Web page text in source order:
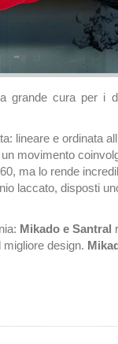
grande cura per i
lineare e ordinata
movimento
ma lo rende
laccato, disposti
Mikado e Santral
design.